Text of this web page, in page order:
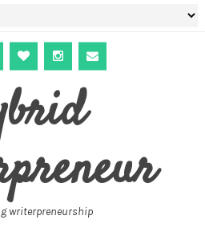
writerpreneurship